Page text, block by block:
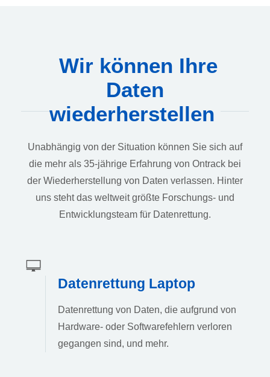
Wir können Ihre
Daten
wiederherstellen
Unabhängig von der Situation können Sie sich auf
die mehr als 35-jährige Erfahrung von Ontrack bei
der Wiederherstellung von Daten verlassen. Hinter
uns steht das weltweit größte Forschungs- und
Entwicklungsteam für Datenrettung.
Datenrettung Laptop
Datenrettung von Daten, die aufgrund von
Hardware- oder Softwarefehlern verloren
gegangen sind, und mehr.